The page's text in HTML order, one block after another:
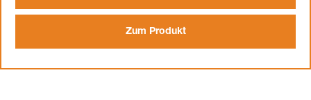
Zum Produkt